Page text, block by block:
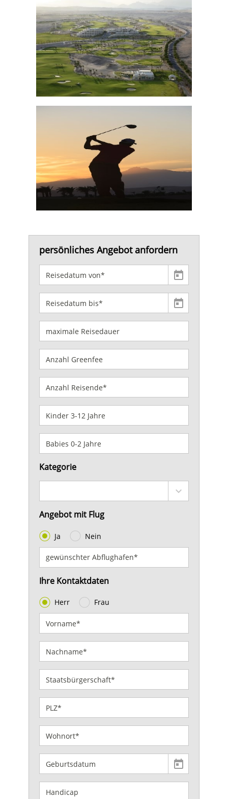
persönliches Angebot anfordern
Kategorie
Angebot mit Flug
Ja Nein
Ihre Kontaktdaten
Herr Frau